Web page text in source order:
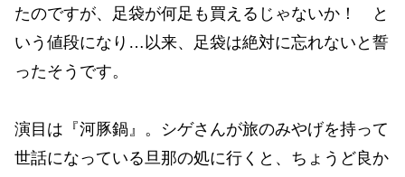
たのですが、足袋が何足も買えるじゃないか！ と
いう値段になり…以来、足袋は絶対に忘れないと誓
ったそうです。
演目は『河豚鍋』。シゲさんが旅のみやげを持って
世話になっている旦那の処に行くと、ちょうど良か